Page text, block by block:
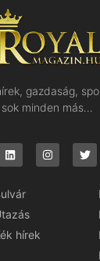
gazdaság,
minden más…
hírek